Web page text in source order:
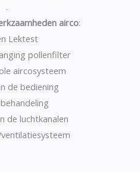
.
airco:
Lektest
pollenfilter
aircosysteem
de bediening
de luchtkanalen